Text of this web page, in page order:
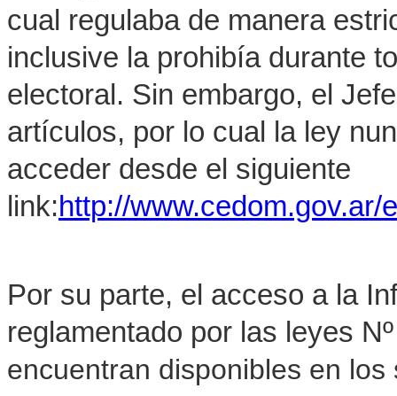
cual regulaba de manera
inclusive la prohibía durante
electoral. Sin embargo, el
artículos, por lo cual la ley
acceder desde el siguiente
link:http://
Por su parte, el acceso a la
reglamentado por las leyes
encuentran disponibles en los